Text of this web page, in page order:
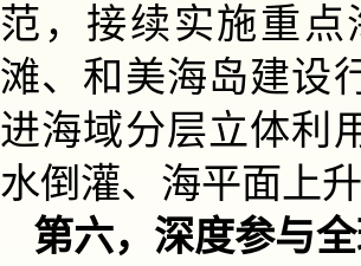
范，接续实施重
滩、和美海岛建设
进海域分层立体利
水倒灌、海平面上
第六，深度参与